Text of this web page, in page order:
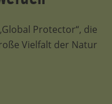
Protector“, die
Vielfalt der Natur